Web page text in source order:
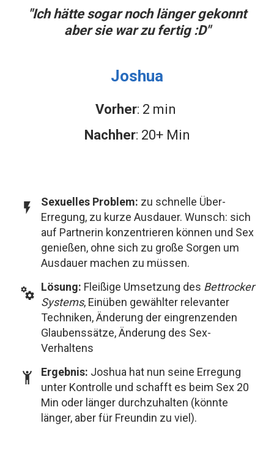
"Ich hätte sogar noch länger gekonnt
aber sie war zu fertig :D"
Joshua
Vorher: 2 min
Nachher: 20+ Min
Sexuelles Problem: zu schnelle Über-
Erregung, zu kurze Ausdauer. Wunsch: sich
auf Partnerin konzentrieren können und Sex
genießen, ohne sich zu große Sorgen um
Ausdauer machen zu müssen.
Lösung: Fleißige Umsetzung des Bettrocker
Systems, Einüben gewählter relevanter
Techniken, Änderung der eingrenzenden
Glaubenssätze, Änderung des Sex-
Verhaltens
Ergebnis: Joshua hat nun seine Erregung
unter Kontrolle und schafft es beim Sex 20
Min oder länger durchzuhalten (könnte
länger, aber für Freundin zu viel).